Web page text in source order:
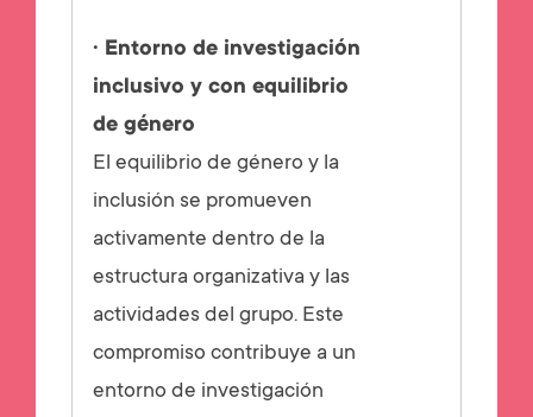
· Entorno de investigación
inclusivo y con equilibrio
de género
El equilibrio de género y la
inclusión se promueven
activamente dentro de la
estructura organizativa y las
actividades del grupo. Este
compromiso contribuye a un
entorno de investigación